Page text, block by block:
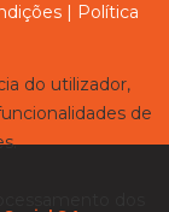
| Política
do utilizador,
de